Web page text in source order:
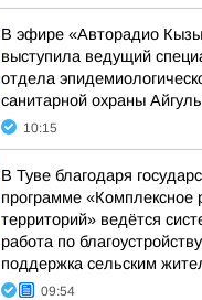
В эфире «Авторадио
выступила ведущий
отдела
санитарной охраны
10:15
В Туве благодаря
программе «Комплексное
территорий» ведётся
работа по
поддержка сельским
09:54